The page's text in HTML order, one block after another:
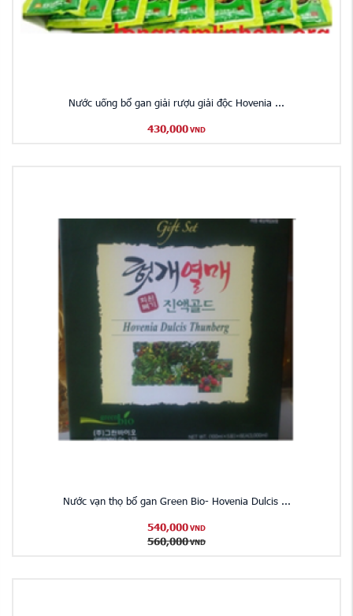
Nước uống bổ gan giải rượu giải độc Hovenia ...
430,000 VND
Nước vạn thọ bổ gan Green Bio- Hovenia Dulcis ...
540,000 VND
560,000 VND